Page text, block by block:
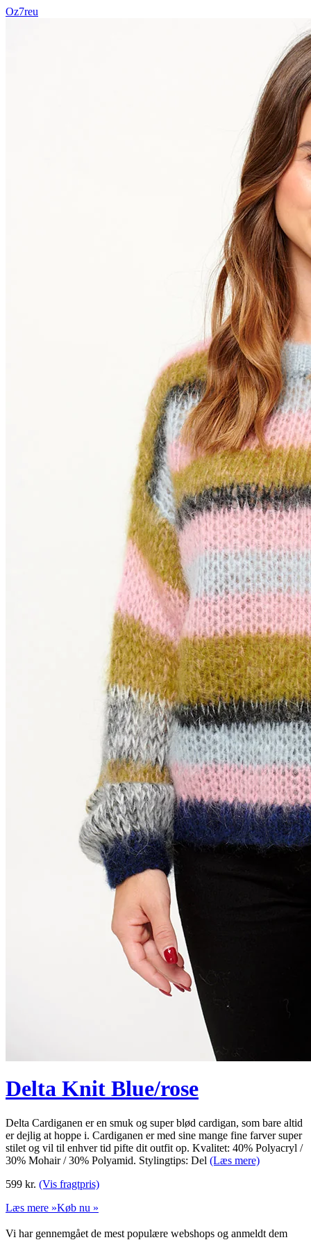
Oz7reu
Delta Knit Blue/rose
Delta Cardiganen er en smuk og super blød cardigan, som bare altid
er dejlig at hoppe i. Cardiganen er med sine mange fine farver super
stilet og vil til enhver tid pifte dit outfit op. Kvalitet: 40% Polyacryl /
30% Mohair / 30% Polyamid. Stylingtips: Del (Læs mere)
599 kr. (Vis fragtpris)
Læs mere »Køb nu »
Vi har gennemgået de mest populære webshops og anmeldt dem